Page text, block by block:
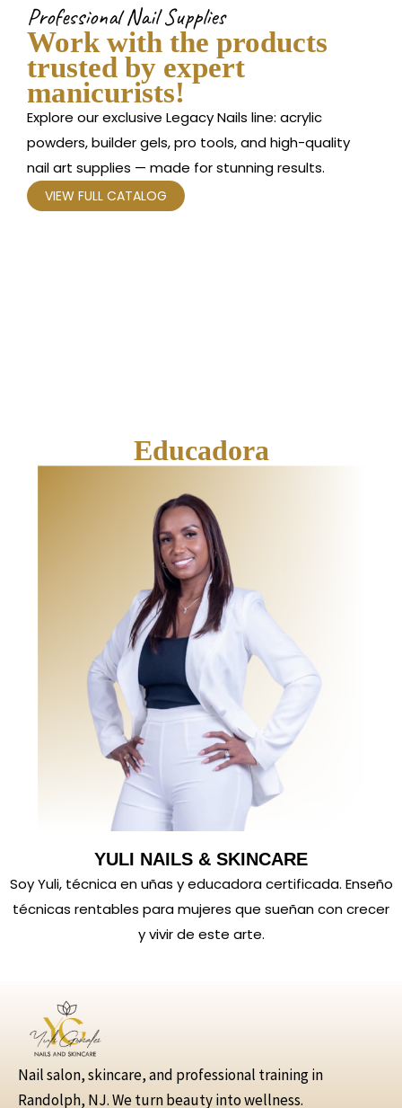
Professional Nail Supplies
Work with the products
trusted by expert
manicurists!
Explore our exclusive Legacy Nails line: acrylic
powders, builder gels, pro tools, and high-quality
nail art supplies — made for stunning results.
VIEW FULL CATALOG
Educadora
YULI NAILS & SKINCARE
Soy Yuli, técnica en uñas y educadora certificada. Enseño
técnicas rentables para mujeres que sueñan con crecer
y vivir de este arte.
Nail salon, skincare, and professional training in
Randolph, NJ. We turn beauty into wellness.